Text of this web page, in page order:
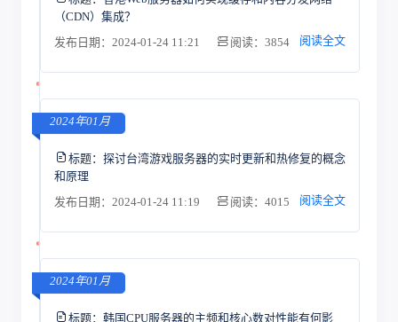
（CDN）集成？
发布日期：2024-01-24 11:21
阅读：3854 阅读全文
2024年01月
标题： 探讨台湾游戏服务器的实时更新和热修复的概念
和原理
发布日期：2024-01-24 11:19
阅读：4015 阅读全文
2024年01月
标题： 韩国CPU服务器的主频和核心数对性能有何影